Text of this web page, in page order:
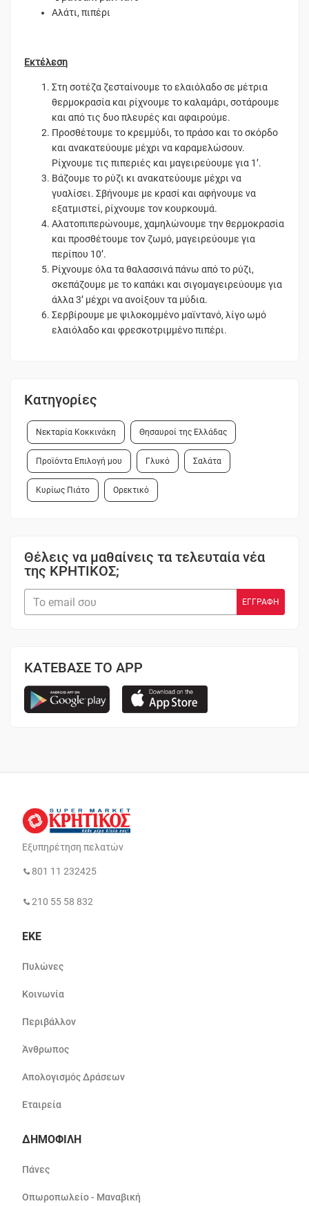
Αλάτι, πιπέρι
Εκτέλεση
Στη σοτέζα ζεσταίνουμε το ελαιόλαδο σε μέτρια
θερμοκρασία και ρίχνουμε το καλαμάρι, σοτάρουμε
και από τις δυο πλευρές και αφαιρούμε.
Προσθέτουμε το κρεμμύδι, το πράσο και το σκόρδο
και ανακατεύουμε μέχρι να καραμελώσουν.
Ρίχνουμε τις πιπεριές και μαγειρεύουμε για 1’.
Βάζουμε το ρύζι κι ανακατεύουμε μέχρι να
γυαλίσει. Σβήνουμε με κρασί και αφήνουμε να
εξατμιστεί, ρίχνουμε τον κουρκουμά.
Αλατοπιπερώνουμε, χαμηλώνουμε την θερμοκρασία
και προσθέτουμε τον ζωμό, μαγειρεύουμε για
περίπου 10’.
Ρίχνουμε όλα τα θαλασσινά πάνω από το ρύζι,
σκεπάζουμε με το καπάκι και σιγομαγειρεύουμε για
άλλα 3’ μέχρι να ανοίξουν τα μύδια.
Σερβίρουμε με ψιλοκομμένο μαϊντανό, λίγο ωμό
ελαιόλαδο και φρεσκοτριμμένο πιπέρι.
Κατηγορίες
Νεκταρία Κοκκινάκη Θησαυροί της Ελλάδας
Προϊόντα Επιλογή μου Γλυκό Σαλάτα
Κυρίως Πιάτο Ορεκτικό
Θέλεις να μαθαίνεις τα τελευταία νέα
της ΚΡΗΤΙΚΟΣ;
ΚΑΤΕΒΑΣΕ ΤΟ APP
Εξυπηρέτηση πελατών
801 11 232425
210 55 58 832
ΕΚΕ
Πυλώνες
Κοινωνία
Περιβάλλον
Άνθρωπος
Απολογισμός Δράσεων
Εταιρεία
ΔΗΜΟΦΙΛΗ
Πάνες
Οπωροπωλείο - Μαναβική